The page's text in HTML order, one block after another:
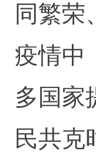
同繁荣
疫情中
多国家
民共克